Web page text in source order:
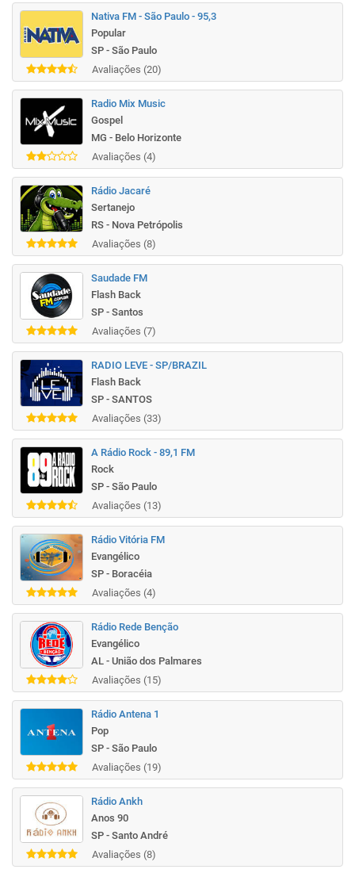
Nativa FM - São Paulo - 95,3
Popular
SP - São Paulo
Avaliações (20)
Radio Mix Music
Gospel
MG - Belo Horizonte
Avaliações (4)
Rádio Jacaré
Sertanejo
RS - Nova Petrópolis
Avaliações (8)
Saudade FM
Flash Back
SP - Santos
Avaliações (7)
RADIO LEVE - SP/BRAZIL
Flash Back
SP - SANTOS
Avaliações (33)
A Rádio Rock - 89,1 FM
Rock
SP - São Paulo
Avaliações (13)
Rádio Vitória FM
Evangélico
SP - Boracéia
Avaliações (4)
Rádio Rede Benção
Evangélico
AL - União dos Palmares
Avaliações (15)
Rádio Antena 1
Pop
SP - São Paulo
Avaliações (19)
Rádio Ankh
Anos 90
SP - Santo André
Avaliações (8)